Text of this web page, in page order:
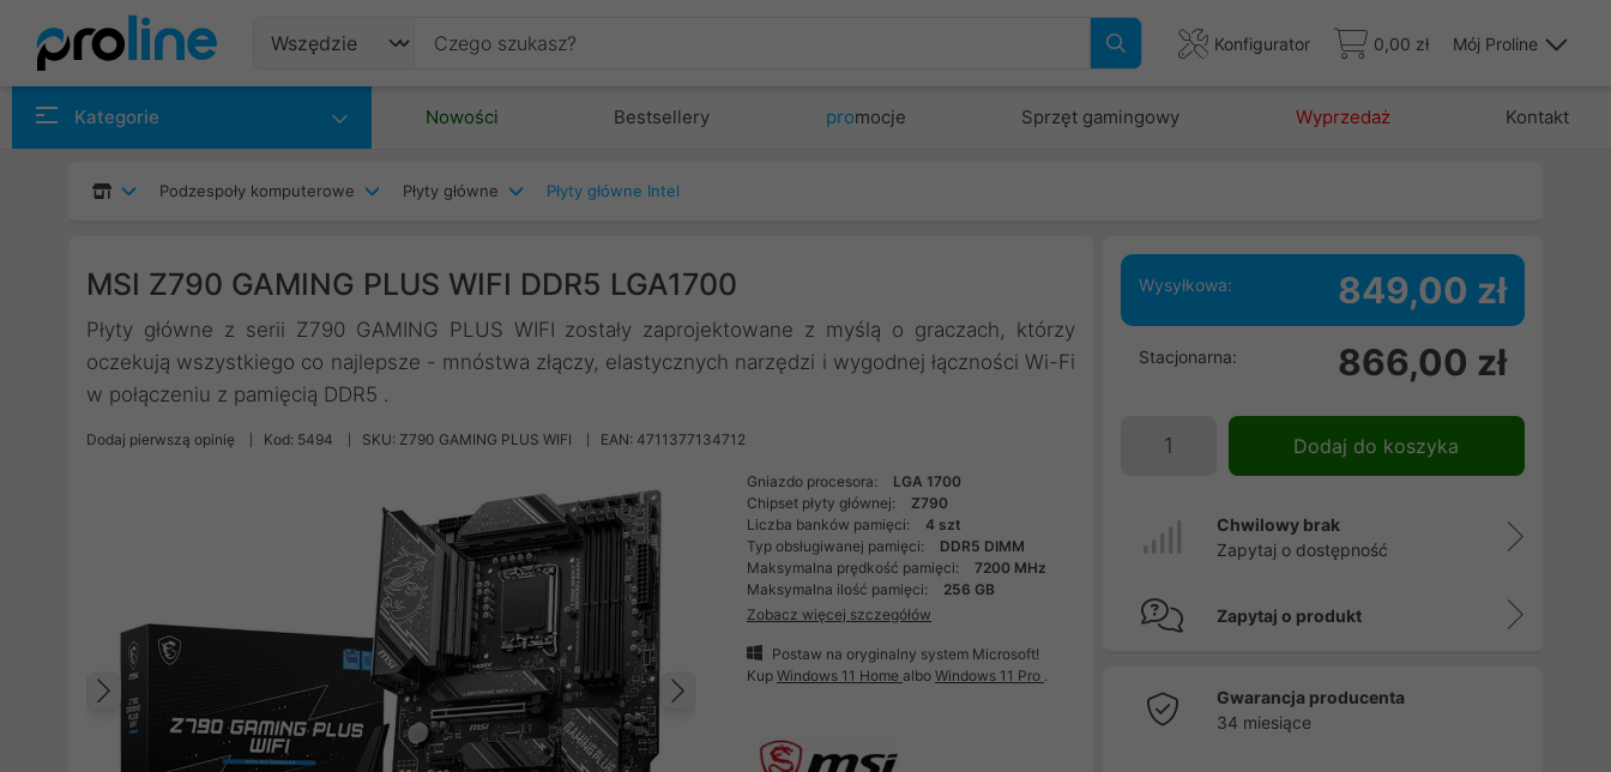
Konfigurator 0,00 zł Mój Proline
Kategorie Nowości Bestsellery promocje Sprzęt gamingowy Wyprzedaż Kontakt
Podzespoły komputerowe Płyty główne Płyty główne Intel
MSI Z790 GAMING PLUS WIFI DDR5 LGA1700
Płyty główne z serii Z790 GAMING PLUS WIFI zostały zaprojektowane z myślą o graczach, którzy
oczekują wszystkiego co najlepsze - mnóstwa złączy, elastycznych narzędzi i wygodnej łączności Wi-Fi
w połączeniu z pamięcią DDR5 .
Dodaj pierwszą opinię Kod: 5494 SKU: Z790 GAMING PLUS WIFI EAN: 4711377134712
Poprzedni
Gniazdo procesora:
LGA 1700
Chipset płyty głównej:
Z790
Liczba banków pamięci:
4 szt
Typ obsługiwanej pamięci:
DDR5 DIMM
Maksymalna prędkość pamięci:
7200 MHz
Maksymalna ilość pamięci:
256 GB
Zobacz więcej szczegółów
Postaw na oryginalny system Microsoft!
KupWindows 11 HomealboWindows 11 Pro .
Wysyłkowa: 849,00 zł
Stacjonarna: 866,00 zł
Dodaj do koszyka
Chwilowy brak
Zapytaj o dostępność
Zapytaj o produkt
Gwarancja producenta
34 miesiące